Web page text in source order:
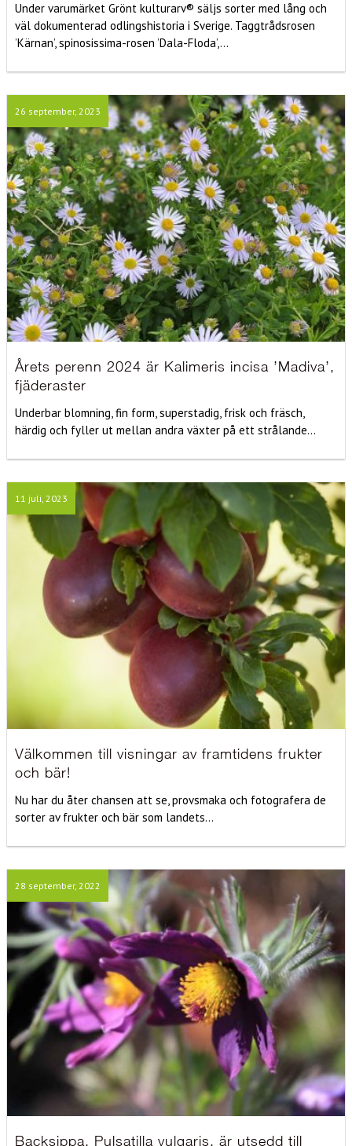
Under varumärket Grönt kulturarv® säljs sorter med lång och
väl dokumenterad odlingshistoria i Sverige. Taggtrådsrosen
’Kärnan’, spinosissima-rosen ’Dala-Floda’,...
26 september, 2023
Årets perenn 2024 är Kalimeris incisa ’Madiva’,
fjäderaster
Underbar blomning, fin form, superstadig, frisk och fräsch,
härdig och fyller ut mellan andra växter på ett strålande...
11 juli, 2023
Välkommen till visningar av framtidens frukter
och bär!
Nu har du åter chansen att se, provsmaka och fotografera de
sorter av frukter och bär som landets...
28 september, 2022
Backsippa, Pulsatilla vulgaris, är utsedd till